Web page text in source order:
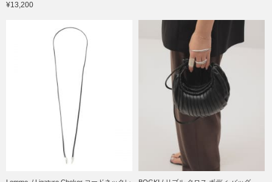
¥13,200